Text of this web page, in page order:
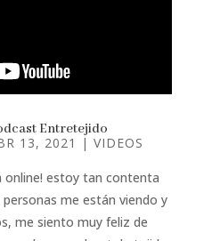
Entretejido
13, 2021 | VIDEOS
estoy tan contenta
me están viendo y
me siento muy feliz de